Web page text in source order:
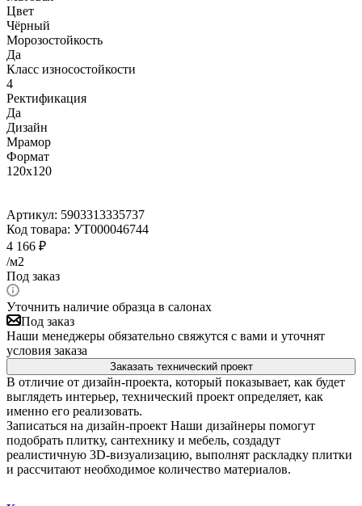
Цвет
Чёрный
Морозостойкость
Да
Класс износостойкости
4
Ректификация
Да
Дизайн
Мрамор
Формат
120x120
Артикул: 5903313335737
Код товара: УТ000046744
4 166 ₽
/м2
Под заказ
Уточнить наличие образца в салонах
Под заказ
Наши менеджеры обязательно свяжутся с вами и уточнят
условия заказа
Заказать технический проект
В отличие от дизайн-проекта, который показывает, как будет
выглядеть интерьер, технический проект определяет, как
именно его реализовать.
Записаться на дизайн-проект Наши дизайнеры помогут
подобрать плитку, сантехнику и мебель, создадут
реалистичную 3D-визуализацию, выполнят раскладку плитки
и рассчитают необходимое количество материалов.